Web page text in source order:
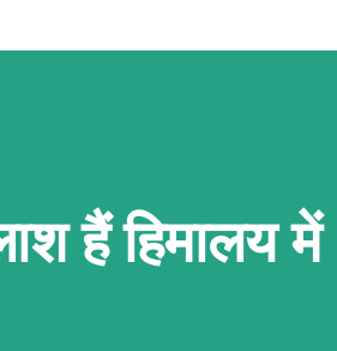
हैं हिमालय में